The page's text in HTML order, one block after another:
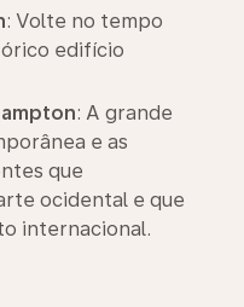
: Volte no tempo
edifício
: A grande
e as
que
ocidental e que
internacional.